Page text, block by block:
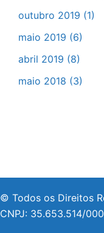
outubro 2019 (1)
maio 2019 (6)
abril 2019 (8)
maio 2018 (3)
© Todos os Direitos
CNPJ: 35.653.514/